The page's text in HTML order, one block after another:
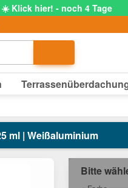
☀️ Klick hier! - noch 4 Tage
ml | Weißaluminium
Bitte